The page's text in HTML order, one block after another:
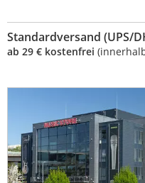
Standardversand (UPS/
ab 29 € kostenfrei